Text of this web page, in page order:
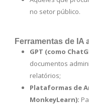
no setor público.
Ferramentas de IA
GPT (como
documentos
relatórios;
Plataformas de
MonkeyLearn):